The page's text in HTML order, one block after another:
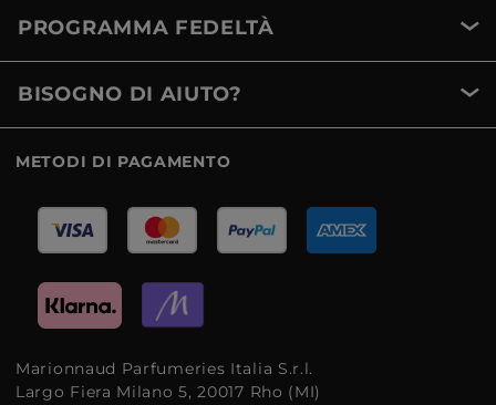
PROGRAMMA FEDELTÀ
BISOGNO DI AIUTO?
METODI DI PAGAMENTO
Marionnaud Parfumeries Italia S.r.l.
Largo Fiera Milano 5, 20017 Rho (MI)